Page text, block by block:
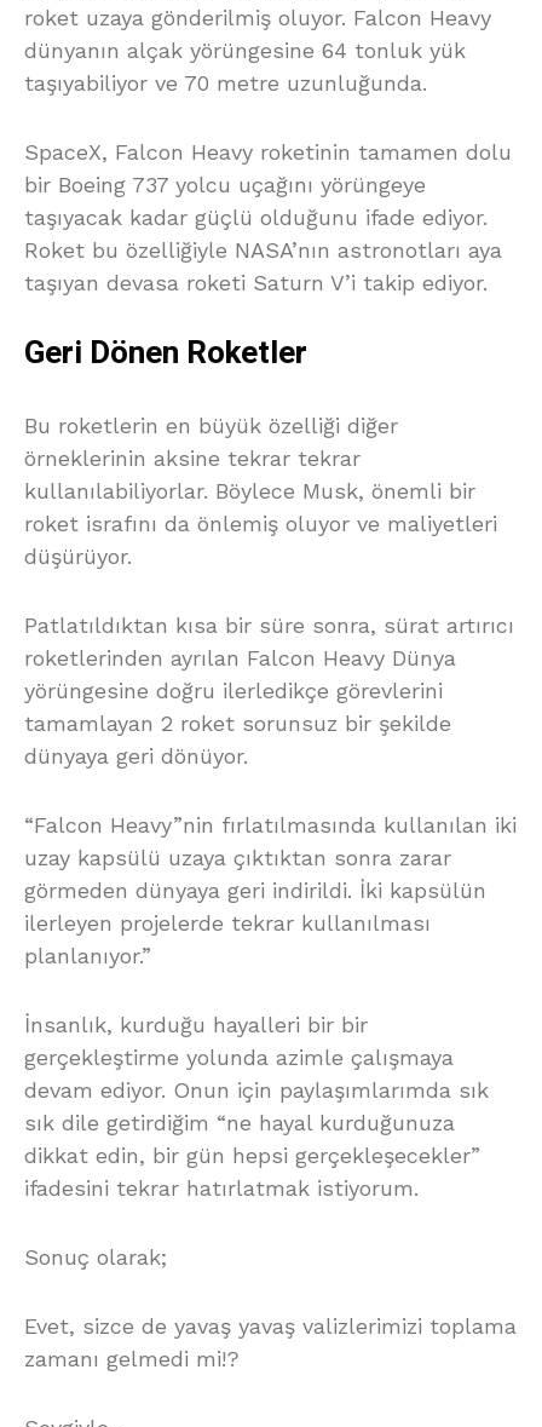
roket uzaya gönderilmiş oluyor. Falcon Heavy
dünyanın alçak yörüngesine 64 tonluk yük
taşıyabiliyor ve 70 metre uzunluğunda.
SpaceX, Falcon Heavy roketinin tamamen dolu
bir Boeing 737 yolcu uçağını yörüngeye
taşıyacak kadar güçlü olduğunu ifade ediyor.
Roket bu özelliğiyle NASA’nın astronotları aya
taşıyan devasa roketi Saturn V’i takip ediyor.
Geri Dönen Roketler
Bu roketlerin en büyük özelliği diğer
örneklerinin aksine tekrar tekrar
kullanılabiliyorlar. Böylece Musk, önemli bir
roket israfını da önlemiş oluyor ve maliyetleri
düşürüyor.
Patlatıldıktan kısa bir süre sonra, sürat artırıcı
roketlerinden ayrılan Falcon Heavy Dünya
yörüngesine doğru ilerledikçe görevlerini
tamamlayan 2 roket sorunsuz bir şekilde
dünyaya geri dönüyor.
“Falcon Heavy”nin fırlatılmasında kullanılan iki
uzay kapsülü uzaya çıktıktan sonra zarar
görmeden dünyaya geri indirildi. İki kapsülün
ilerleyen projelerde tekrar kullanılması
planlanıyor.”
İnsanlık, kurduğu hayalleri bir bir
gerçekleştirme yolunda azimle çalışmaya
devam ediyor. Onun için paylaşımlarımda sık
sık dile getirdiğim “ne hayal kurduğunuza
dikkat edin, bir gün hepsi gerçekleşecekler”
ifadesini tekrar hatırlatmak istiyorum.
Sonuç olarak;
Evet, sizce de yavaş yavaş valizlerimizi toplama
zamanı gelmedi mi!?